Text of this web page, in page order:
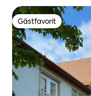
Gästfavorit
Gästfavorit